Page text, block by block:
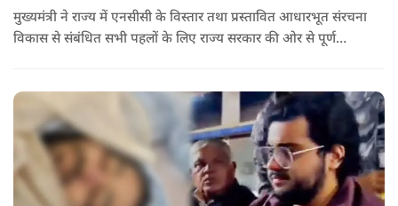
मुख्यमंत्री ने राज्य में एनसीसी के विस्तार तथा प्रस्तावित आधारभूत संरचना
विकास से संबंधित सभी पहलों के लिए राज्य सरकार की ओर से पूर्ण